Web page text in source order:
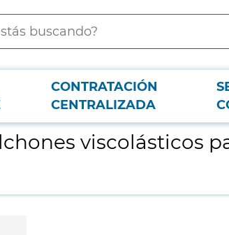
CONTRATACIÓN
CENTRALIZADA
el Hospital de Emergencias Isabel Zendal
viscolásticos